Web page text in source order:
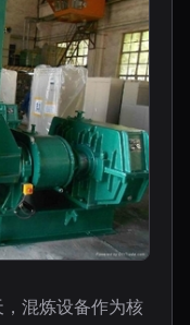
混炼设备作为核